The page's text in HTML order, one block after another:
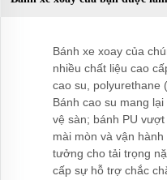
Bánh xe xoay của
nhiều chất liệu cao
cao su, polyurethane
Bánh cao su mang
vệ sàn; bánh PU
mài mòn và vận
tưởng cho tải trọng
cấp sự hỗ trợ chắc